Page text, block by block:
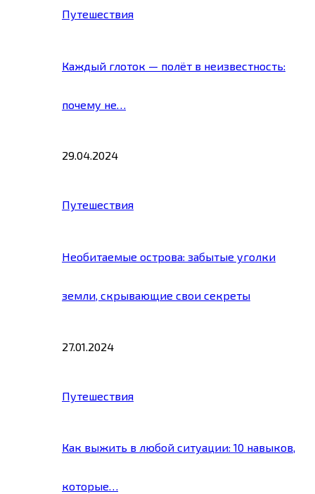
Путешествия
Каждый глоток — полёт в неизвестность:
почему не…
29.04.2024
Путешествия
Необитаемые острова: забытые уголки
земли, скрывающие свои секреты
27.01.2024
Путешествия
Как выжить в любой ситуации: 10 навыков,
которые…